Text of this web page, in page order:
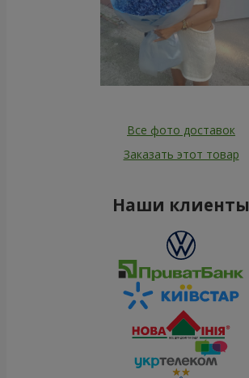
Все фото доставок
Заказать этот товар
Наши клиенты